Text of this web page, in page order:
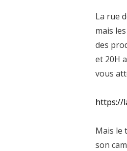
La rue
mais
des
et 20H
vous
https://
Mais le
son